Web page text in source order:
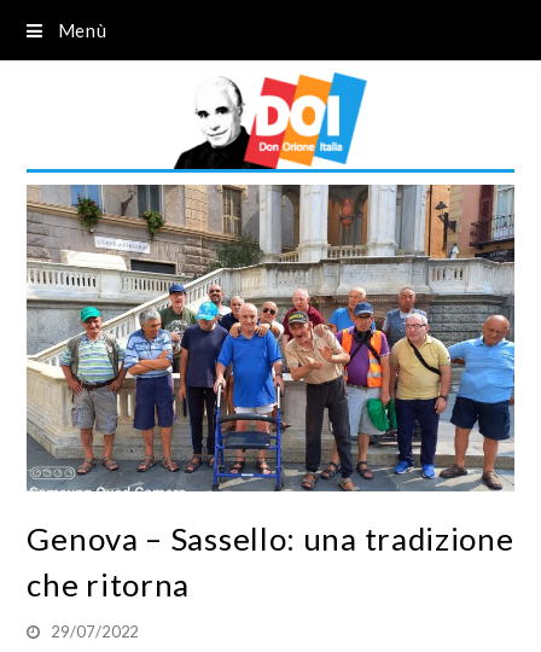
Menù
Genova – Sassello: una tradizione
che ritorna
29/07/2022